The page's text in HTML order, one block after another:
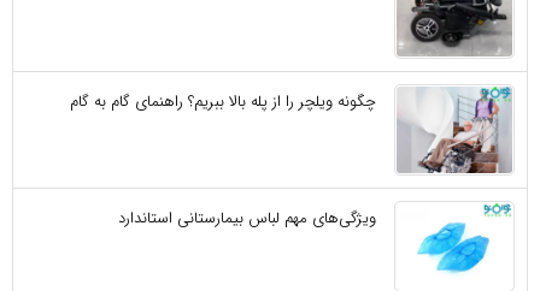
چگونه ویلچر را از پله بالا ببریم؟ راهنمای گام به گام
ویژگی‌های مهم لباس بیمارستانی استاندارد